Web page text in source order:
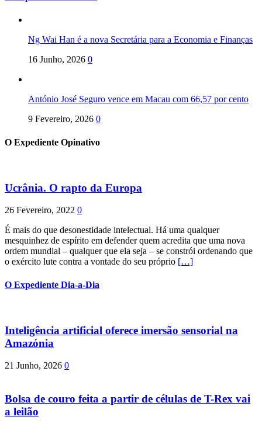
Ng Wai Han é a nova Secretária para a Economia e Finanças
16 Junho, 2026 0
António José Seguro vence em Macau com 66,57 por cento
9 Fevereiro, 2026 0
O Expediente Opinativo
Ucrânia. O rapto da Europa
26 Fevereiro, 2022 0
É mais do que desonestidade intelectual. Há uma qualquer
mesquinhez de espírito em defender quem acredita que uma nova
ordem mundial – qualquer que ela seja – se constrói ordenando que
o exército lute contra a vontade do seu próprio […]
O Expediente Dia-a-Dia
Inteligência artificial oferece imersão sensorial na
Amazónia
21 Junho, 2026 0
Bolsa de couro feita a partir de células de T-Rex vai
a leilão